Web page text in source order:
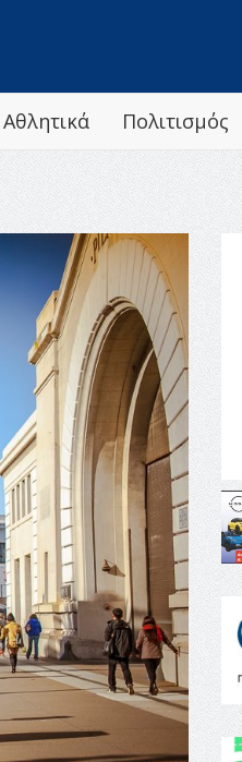
Αθλητικά Πολιτισμός